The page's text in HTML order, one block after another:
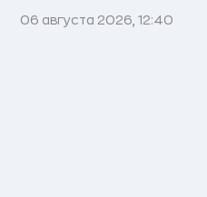
06 августа 2026, 12:40